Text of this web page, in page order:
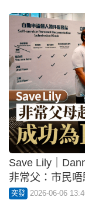
Save Lily｜
非常父：市民
突發 2026-06-06